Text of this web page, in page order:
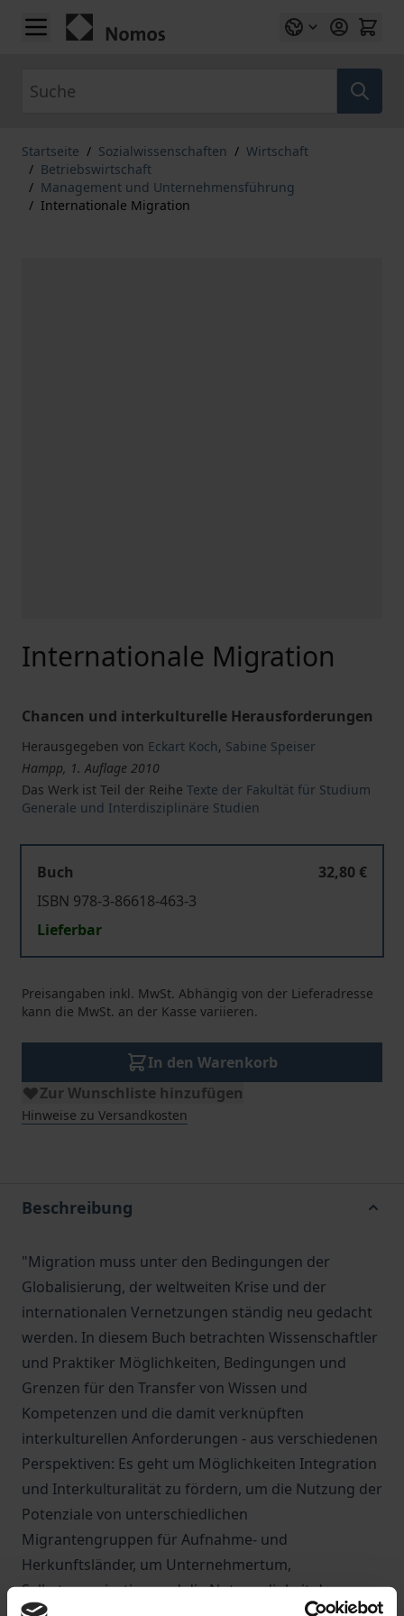
Zum Inhalt springen
Startseite / Sozialwissenschaften / Wirtschaft
/ Betriebswirtschaft
/ Management und Unternehmensführung
/ Internationale Migration
Internationale Migration
Chancen und interkulturelle Herausforderungen
Herausgegeben von Eckart Koch, Sabine Speiser
Hampp, 1. Auflage 2010
Das Werk ist Teil der Reihe Texte der Fakultät für Studium
Generale und Interdisziplinäre Studien
Buch
32,80 €
ISBN 978-3-86618-463-3
Lieferbar
Preisangaben inkl. MwSt. Abhängig von der Lieferadresse
kann die MwSt. an der Kasse variieren.
In den Warenkorb
Zur Wunschliste hinzufügen
Hinweise zu Versandkosten
Beschreibung
"Migration muss unter den Bedingungen der
Globalisierung, der weltweiten Krise und der
internationalen Vernetzungen ständig neu gedacht
werden. In diesem Buch betrachten Wissenschaftler
und Praktiker Möglichkeiten, Bedingungen und
Grenzen für den Transfer von Wissen und
Kompetenzen und die damit verknüpften
interkulturellen Anforderungen - aus verschiedenen
Perspektiven: Es geht um Möglichkeiten Integration
und Interkulturalität zu fördern, um die Nutzung der
Potenziale von unterschiedlichen
Migrantengruppen für Aufnahme- und
Herkunftsländer, um Unternehmertum,
Selbstorganisation und die Notwendigkeit des